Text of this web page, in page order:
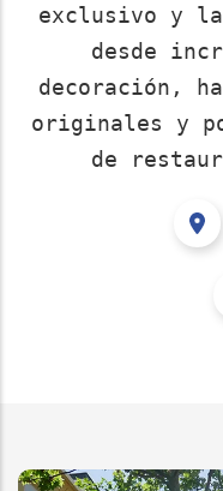
exclusivo y
desde
decoración,
originales y
de